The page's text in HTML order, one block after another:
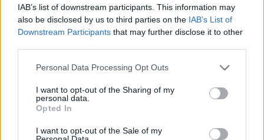
IAB’s list of downstream participants. This information may
also be disclosed by us to third parties on the IAB’s List of
Downstream Participants that may further disclose it to other
Please note that this website/app uses one or more Google
not limited to your visit or usage behaviour. You may click to
grant or deny consent to Google and its third-party tags to
use your data for below specified purposes in below Google
consent section.
Personal Data Processing Opt Outs
I want to opt-out of the Sharing of my
personal data.
Opted In
I want to opt-out of the Sale of my
Link másolása Email küldés
CÍMKÉK: #JUVENTUS #SERIE A
Autópiac
Volvo Ex30 Volvo Xc40